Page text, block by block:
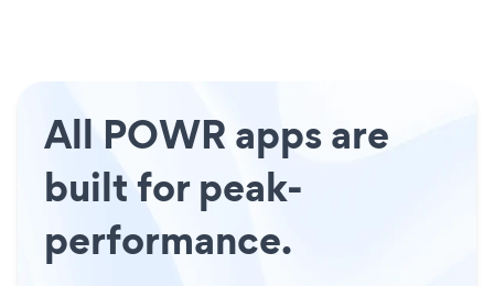
All POWR apps are
built for peak-
performance.